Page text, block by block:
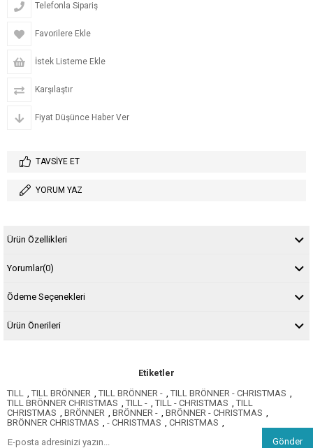
Telefonla Sipariş
Favorilere Ekle
İstek Listeme Ekle
Karşılaştır
Fiyat Düşünce Haber Ver
TAVSIYE ET
YORUM YAZ
Ürün Özellikleri
Yorumlar(0)
Ödeme Seçenekleri
Ürün Önerileri
Etiketler
TILL , TILL BRÖNNER , TILL BRÖNNER - , TILL BRÖNNER - CHRISTMAS ,
TILL BRÖNNER CHRISTMAS , TILL - , TILL - CHRISTMAS , TILL
CHRISTMAS , BRÖNNER , BRÖNNER - , BRÖNNER - CHRISTMAS ,
BRÖNNER CHRISTMAS , - CHRISTMAS , CHRISTMAS ,
Gönder